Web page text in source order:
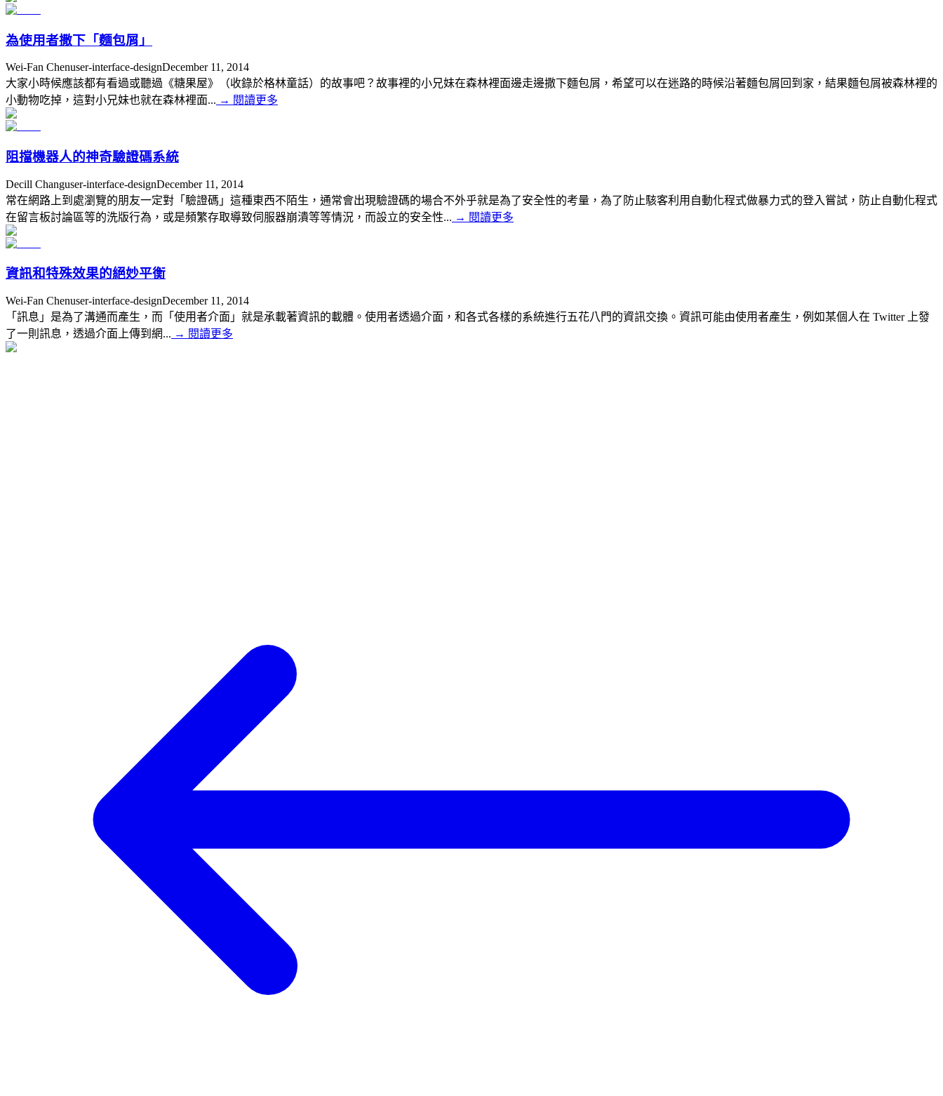
為使用者撒下「麵包屑」
Wei-Fan Chenuser-interface-designDecember 11, 2014
大家小時候應該都有看過或聽過《糖果屋》（收錄於格林童話）的故事吧？故事裡的小兄妹在森林裡面邊走邊撒下麵包屑，希望可以在迷路的時候沿著麵包屑回到家，結果麵包屑被森林裡的
小動物吃掉，這對小兄妹也就在森林裡面... → 閱讀更多
阻擋機器人的神奇驗證碼系統
Decill Changuser-interface-designDecember 11, 2014
常在網路上到處瀏覽的朋友一定對「驗證碼」這種東西不陌生，通常會出現驗證碼的場合不外乎就是為了安全性的考量，為了防止駭客利用自動化程式做暴力式的登入嘗試，防止自動化程式
在留言板討論區等的洗版行為，或是頻繁存取導致伺服器崩潰等等情況，而設立的安全性... → 閱讀更多
資訊和特殊效果的絕妙平衡
Wei-Fan Chenuser-interface-designDecember 11, 2014
「訊息」是為了溝通而產生，而「使用者介面」就是承載著資訊的載體。使用者透過介面，和各式各樣的系統進行五花八門的資訊交換。資訊可能由使用者產生，例如某個人在 Twitter 上發
了一則訊息，透過介面上傳到網... → 閱讀更多